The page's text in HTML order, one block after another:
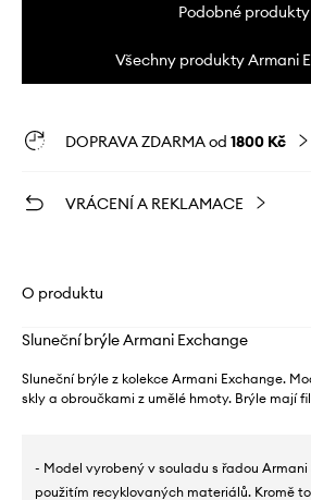
Podobné produkty
Všechny produkty Armani
DOPRAVA ZDARMA od 1800 Kč
VRÁCENÍ A REKLAMACE
O produktu
Sluneční brýle Armani Exchange
Sluneční brýle z kolekce Armani Exchange.
skly a obroučkami z umělé hmoty. Brýle mají
- Model vyrobený v souladu s řadou
použitím recyklovaných materiálů. Kromě